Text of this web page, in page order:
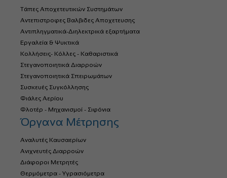
Τάπες Αποχετευτικών Συστημάτων
Αντεπιστροφες Βαλβιδες Αποχετευσης
Αντιπληγματικά-Διηλεκτρικά εξαρτήματα
Εργαλεία & Ψυκτικά
Κολλήσεις- Κόλλες - Καθαριστικά
Στεγανοποιητικά Διαρροών
Στεγανοποιητικά Σπειρωμάτων
Συσκευές Συγκόλλησης
Φιάλες Αερίου
Φλοτέρ - Μηχανισμοί - Σιφόνια
Όργανα Μέτρησης
Αναλυτές Καυσαερίων
Ανιχνευτές Διαρροών
Διάφοροι Μετρητές
Θερμόμετρα - Υγρασιόμετρα